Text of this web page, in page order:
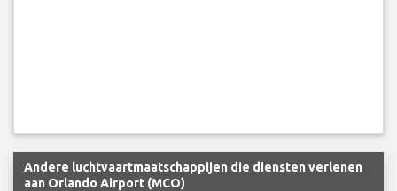
Andere luchtvaartmaatschappijen die diensten verlenen
aan Orlando Airport (MCO)